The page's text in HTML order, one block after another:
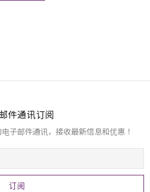
件通讯订阅
子邮件通讯，接收最新信息和优惠！